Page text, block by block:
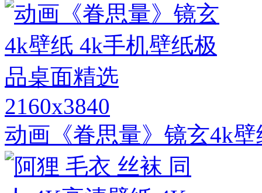
2160x3840
动画《眷思量》镜玄4k